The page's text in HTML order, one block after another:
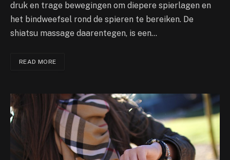
druk en trage bewegingen om diepere spierlagen en
het bindweefsel rond de spieren te bereiken. De
shiatsu massage daarentegen, is een…
READ MORE